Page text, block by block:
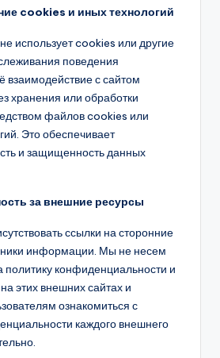
cookies и иных технологий
использует cookies или другие
поведения
взаимодействие с сайтом
хранения или обработки
файлов cookies или
Это обеспечивает
и защищенность данных
за внешние ресурсы
ссылки на сторонние
информации. Мы не несем
политику конфиденциальности и
этих внешних сайтах и
ознакомиться с
каждого внешнего